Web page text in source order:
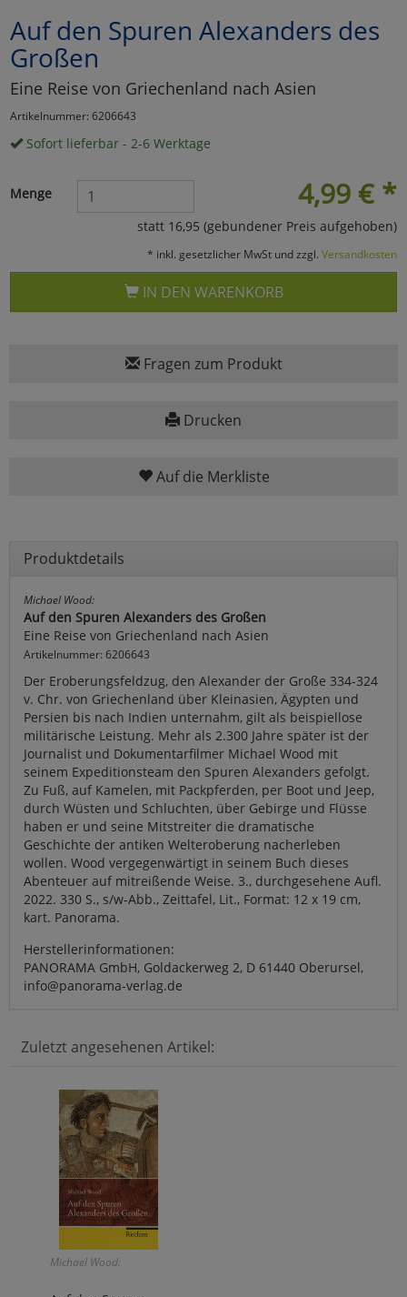
Auf den Spuren Alexanders des
Großen
Eine Reise von Griechenland nach Asien
Artikelnummer: 6206643
Sofort lieferbar - 2-6 Werktage
4,99 € *
Menge
statt 16,95 (gebundener Preis aufgehoben)
* inkl. gesetzlicher MwSt und zzgl. Versandkosten
IN DEN WARENKORB
Fragen zum Produkt
Drucken
Auf die Merkliste
Produktdetails
Michael Wood:
Auf den Spuren Alexanders des Großen
Eine Reise von Griechenland nach Asien
Artikelnummer: 6206643
Der Eroberungsfeldzug, den Alexander der Große 334-324
v. Chr. von Griechenland über Kleinasien, Ägypten und
Persien bis nach Indien unternahm, gilt als beispiellose
militärische Leistung. Mehr als 2.300 Jahre später ist der
Journalist und Dokumentarfilmer Michael Wood mit
seinem Expeditionsteam den Spuren Alexanders gefolgt.
Zu Fuß, auf Kamelen, mit Packpferden, per Boot und Jeep,
durch Wüsten und Schluchten, über Gebirge und Flüsse
haben er und seine Mitstreiter die dramatische
Geschichte der antiken Welteroberung nacherleben
wollen. Wood vergegenwärtigt in seinem Buch dieses
Abenteuer auf mitreißende Weise. 3., durchgesehene Aufl.
2022. 330 S., s/w-Abb., Zeittafel, Lit., Format: 12 x 19 cm,
kart. Panorama.
Herstellerinformationen:
PANORAMA GmbH, Goldackerweg 2, D 61440 Oberursel,
info@panorama-verlag.de
Zuletzt angesehenen Artikel:
Michael Wood:
Marketing
Umfragetools
Cookies
Alle Akzeptieren
zurückzu Haupptseite